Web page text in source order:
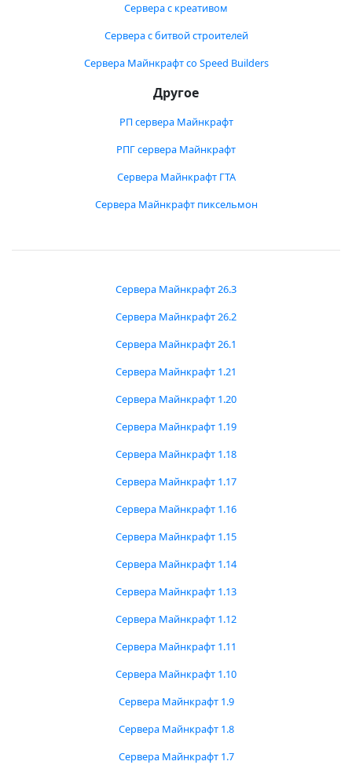
Сервера с креативом
Сервера с битвой строителей
Сервера Майнкрафт со Speed Builders
Другое
РП сервера Майнкрафт
РПГ сервера Майнкрафт
Сервера Майнкрафт ГТА
Сервера Майнкрафт пиксельмон
Сервера Майнкрафт 26.3
Сервера Майнкрафт 26.2
Сервера Майнкрафт 26.1
Сервера Майнкрафт 1.21
Сервера Майнкрафт 1.20
Сервера Майнкрафт 1.19
Сервера Майнкрафт 1.18
Сервера Майнкрафт 1.17
Сервера Майнкрафт 1.16
Сервера Майнкрафт 1.15
Сервера Майнкрафт 1.14
Сервера Майнкрафт 1.13
Сервера Майнкрафт 1.12
Сервера Майнкрафт 1.11
Сервера Майнкрафт 1.10
Сервера Майнкрафт 1.9
Сервера Майнкрафт 1.8
Сервера Майнкрафт 1.7